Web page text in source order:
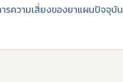
รความเสี่ยงของยาแผนปัจจุบัน